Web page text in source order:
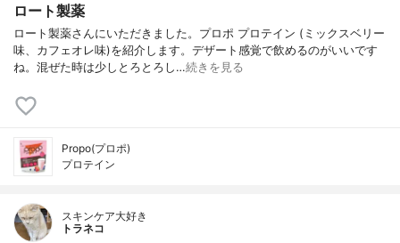
ロート製薬
ロート製薬さんにいただきました。プロポ プロテイン (ミックスベリー
味、カフェオレ味)を紹介します。デザート感覚で飲めるのがいいです
ね。混ぜた時は少しとろとろし…続きを見る
Propo(プロポ)
プロテイン
スキンケア大好き
トラネコ